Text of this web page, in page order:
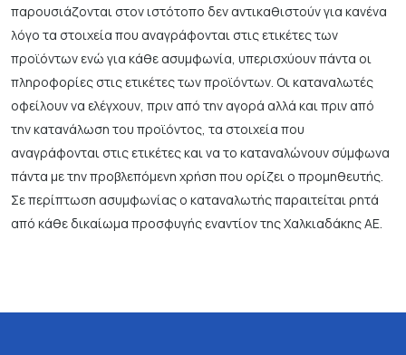
παρουσιάζονται στον ιστότοπο δεν αντικαθιστούν για κανένα
λόγο τα στοιχεία που αναγράφονται στις ετικέτες των
προϊόντων ενώ για κάθε ασυμφωνία, υπερισχύουν πάντα οι
πληροφορίες στις ετικέτες των προϊόντων. Οι καταναλωτές
οφείλουν να ελέγχουν, πριν από την αγορά αλλά και πριν από
την κατανάλωση του προϊόντος, τα στοιχεία που
αναγράφονται στις ετικέτες και να το καταναλώνουν σύμφωνα
πάντα με την προβλεπόμενη χρήση που ορίζει ο προμηθευτής.
Σε περίπτωση ασυμφωνίας ο καταναλωτής παραιτείται ρητά
από κάθε δικαίωμα προσφυγής εναντίον της Χαλκιαδάκης ΑΕ.